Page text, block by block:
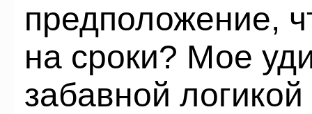
предположение,
на сроки? Мое
забавной